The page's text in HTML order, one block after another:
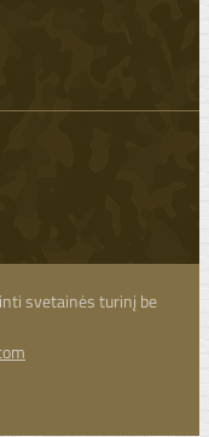
svetainės turinį be